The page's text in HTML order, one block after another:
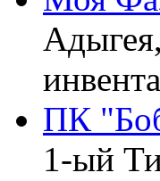
ПК
1-ый